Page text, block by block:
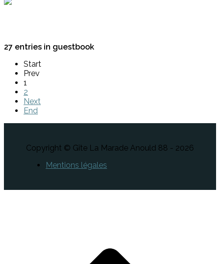
27 entries in guestbook
Start
Prev
1
2
Next
End
Copyright © Gîte La Marade Anould 88 - 2026
Mentions légales